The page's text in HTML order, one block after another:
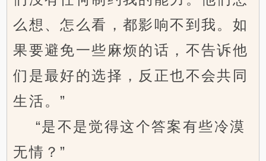
么想、怎么看，都影响不到我。如
果要避免一些麻烦的话，不告诉他
们是最好的选择，反正也不会共同
生活。”
“是不是觉得这个答案有些冷漠
无情？”